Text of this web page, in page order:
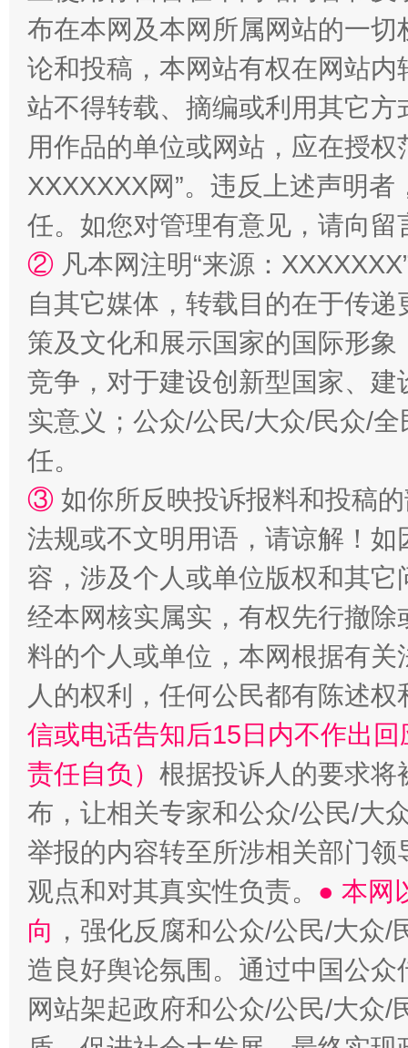
国家大学科技园优化重塑工作
扯下公款旅游的“隐身衣” 如何以
布在本网及本网所属网站的一
论和投稿，本网站有权在网站
站不得转载、摘编或利用其它
用作品的单位或网站，应在授
XXXXXXX网”。违反上述声明
任。如您对管理有意见，请向
② 凡本网注明“来源：
自其它媒体，转载目的在于传
策及文化和展示国家的国际形
竞争，对于建设创新型国家、
实意义；公众/公民/大众/民众/
任。
③ 如你所反映投诉报料和投稿
法规或不文明用语，请谅解！
容，涉及个人或单位版权和其它
经本网核实属实，有权先行撤
料的个人或单位，本网根据有
人的权利，任何公民都有陈述
信或电话告知后15日内不作出
责任自负） 根据投诉人的要求将
布，让相关专家和公众/公民/大
举报的内容转至所涉相关部门
观点和对其真实性负责。 ● 本网
向 ，强化反腐和公众/公民/大众
造良好舆论氛围。通过中国公
网站架起政府和公众/公民/大众